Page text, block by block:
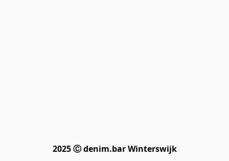
2025 Ⓒ denim.bar Winterswijk